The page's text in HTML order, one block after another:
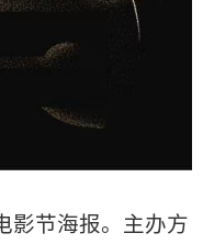
影节海报。主办方